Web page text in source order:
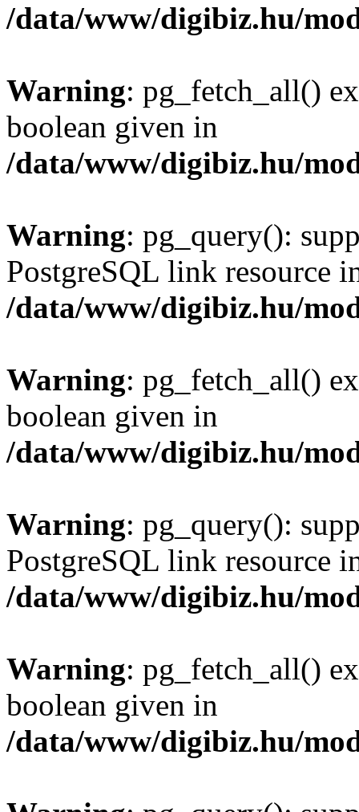
/data/www/digibiz.hu/
Warning: pg_fetch_all()
boolean given in
/data/www/digibiz.hu/
Warning: pg_query():
PostgreSQL link resource
/data/www/digibiz.hu/
Warning: pg_fetch_all()
boolean given in
/data/www/digibiz.hu/
Warning: pg_query():
PostgreSQL link resource
/data/www/digibiz.hu/
Warning: pg_fetch_all()
boolean given in
/data/www/digibiz.hu/